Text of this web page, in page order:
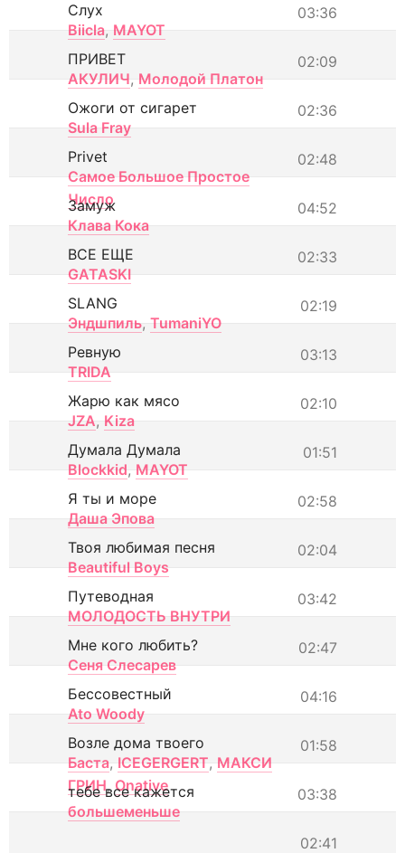
03:36
Слух
Biicla, MAYOT
02:09
ПРИВЕТ
АКУЛИЧ, Молодой Платон
02:36
Ожоги от сигарет
Sula Fray
02:48
Privet
Самое Большое Простое
Число
04:52
Замуж
Клава Кока
02:33
ВСЕ ЕЩЕ
GATASKI
02:19
SLANG
Эндшпиль, TumaniYO
03:13
Ревную
TRIDA
02:10
Жарю как мясо
JZA, Kiza
01:51
Думала Думала
Blockkid, MAYOT
02:58
Я ты и море
Даша Эпова
02:04
Твоя любимая песня
Beautiful Boys
03:42
Путеводная
МОЛОДОСТЬ ВНУТРИ
02:47
Мне кого любить?
Сеня Слесарев
04:16
Бессовестный
Ato Woody
01:58
Возле дома твоего
Баста, ICEGERGERT, МАКСИ
ГРИН, Onative 03:38
тебе все кажется
большеменьше
02:41